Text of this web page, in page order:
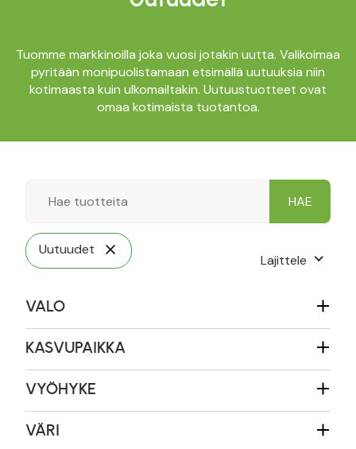
Tuomme markkinoilla joka vuosi jotakin uutta. Valikoimaa
pyritään monipuolistamaan etsimällä uutuuksia niin
kotimaasta kuin ulkomailtakin. Uutuustuotteet ovat
omaa kotimaista tuotantoa.
Uutuudet
Lajittele
VALO
KASVUPAIKKA
VYÖHYKE
VÄRI